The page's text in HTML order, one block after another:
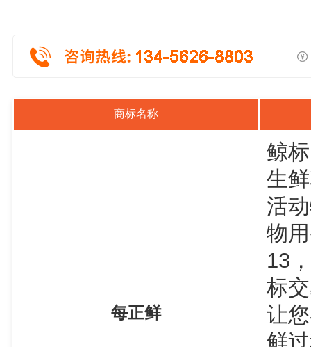
商标名称
每正鲜
鲸
生
活
物
13
标
让
鲜